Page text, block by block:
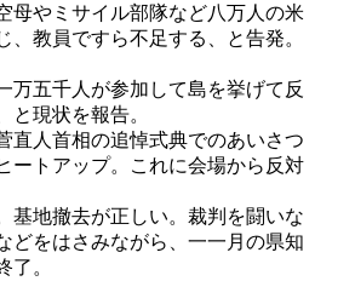
母やミサイル部隊など八万人の米
教員ですら不足する、と告発。
五千人が参加して島を挙げて反
現状を報告。
直人首相の追悼式典でのあいさつ
ートアップ。これに会場から反対
基地撤去が正しい。裁判を闘いな
どをはさみながら、一一月の県知
。